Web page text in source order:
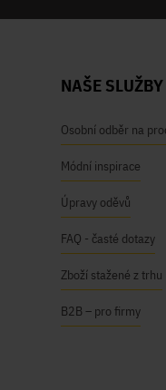
NAŠE SLUŽBY
Osobní odběr na
Módní inspirace
Úpravy oděvů
FAQ - časté dotazy
Zboží stažené z trhu
B2B – pro firmy